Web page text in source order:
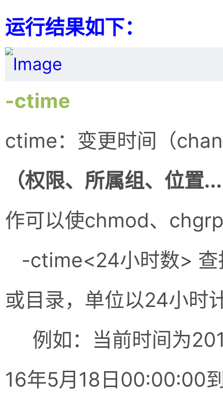
运行结果如下：
-ctime
ctime：变更时间（
（权限、所属组、位置
作可以使chmod、
-ctime<24小时数> 查
或目录，单位以24小时
例如：当前时间为
16年5月18日00:00:00